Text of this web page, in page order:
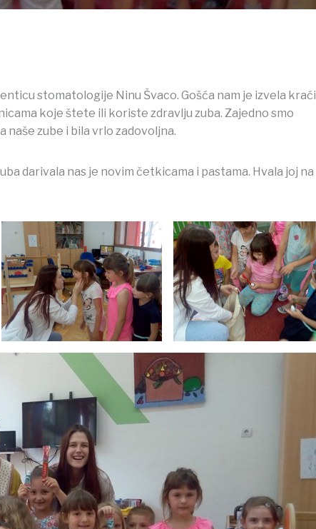
stomatologije Ninu Švaco. Gošća nam je izvela kraći
koje štete ili koriste zdravlju zuba. Zajedno smo
zube i bila vrlo zadovoljna.
darivala nas je novim četkicama i pastama. Hvala joj na